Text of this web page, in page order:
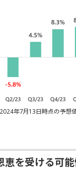
年7月13日時点の予想値
恵を受ける可